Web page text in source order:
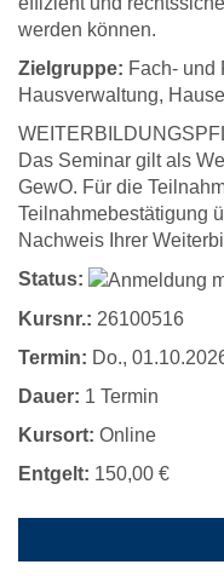
werden können.
Zielgruppe: Fach- und
Hausverwaltung,
Das Seminar gilt als
GewO. Für die
Teilnahmebestätigung
Nachweis Ihrer
Status:
Kursnr.: 26100516
Termin: Do.,
Dauer: 1 Termin
Kursort: Online
Entgelt: 150,00 €